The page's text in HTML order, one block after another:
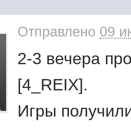
Отправлено 09
2-3 вечера
[4_REIX].
Игры